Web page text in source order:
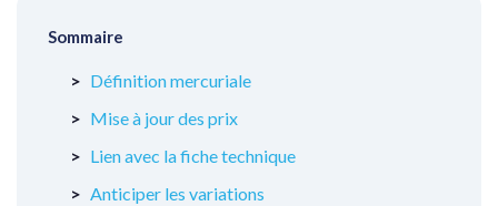
Sommaire
Définition mercuriale
Mise à jour des prix
Lien avec la fiche technique
Anticiper les variations